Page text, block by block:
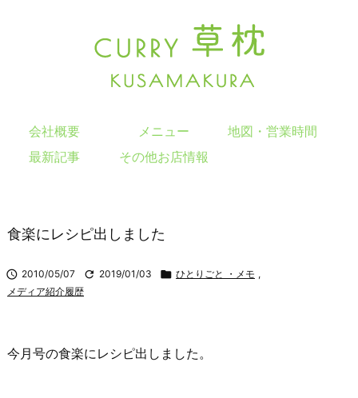
会社概要 メニュー
地図・営業時間
最新記事
その他お店情報
食楽にレシピ出しました
 2010/05/07  2019/01/03  ひとりごと ・メモ ,
メディア紹介履歴
今月号の食楽にレシピ出しました。